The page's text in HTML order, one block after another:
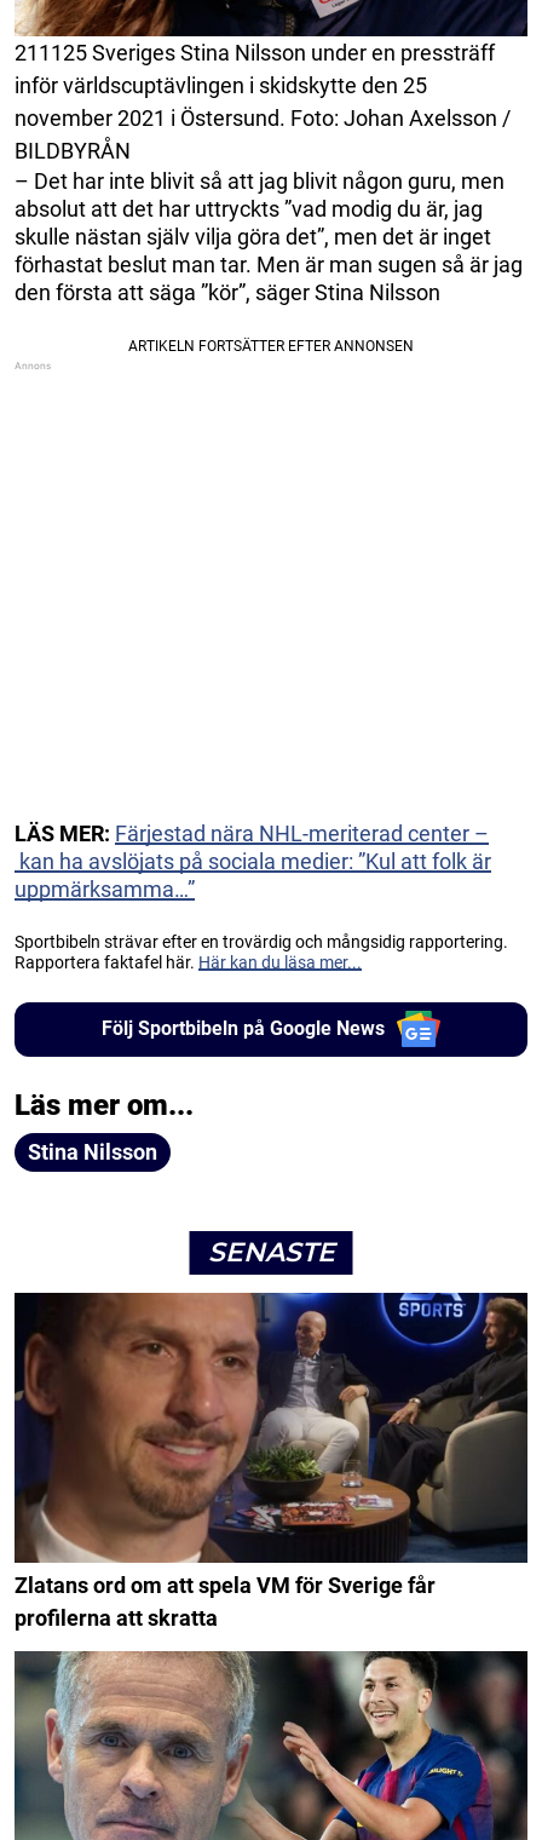
211125 Sveriges Stina Nilsson under en pressträff
inför världscuptävlingen i skidskytte den 25
november 2021 i Östersund. Foto: Johan Axelsson /
BILDBYRÅN
– Det har inte blivit så att jag blivit någon guru, men
absolut att det har uttryckts ”vad modig du är, jag
skulle nästan själv vilja göra det”, men det är inget
förhastat beslut man tar. Men är man sugen så är jag
den första att säga ”kör”, säger Stina Nilsson
LÄS MER: Färjestad nära NHL-meriterad center –
kan ha avslöjats på sociala medier: ”Kul att folk är
uppmärksamma…”
Sportbibeln strävar efter en trovärdig och mångsidig rapportering.
Rapportera faktafel här. Här kan du läsa mer...
Följ Sportbibeln på Google News
Läs mer om...
Stina Nilsson
SENASTE
Zlatans ord om att spela VM för Sverige får
profilerna att skratta